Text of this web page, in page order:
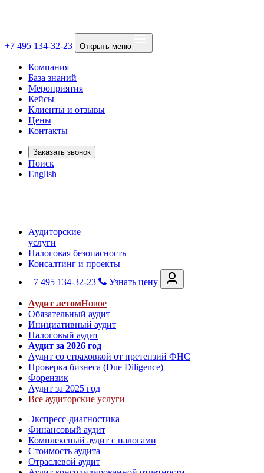
+7 495 134-32-23 Открыть меню
Компания
База знаний
Мероприятия
Кейсы
Клиенты и отзывы
Цены
Контакты
Заказать звонок
Поиск
English
Аудиторские
услуги
Налоговая безопасность
Консалтинг и проекты
+7 495 134-32-23
Узнать цену
Аудит летомНовое
Обязательный аудит
Инициативный аудит
Налоговый аудит
Аудит за 2026 год
Аудит со страховкой от претензий ФНС
Проверка бизнеса (Due Diligence)
Форензик
Аудит за 2025 год
Все аудиторские услуги
Экспресс-диагностика
Финансовый аудит
Комплексный аудит с налогами
Стоимость аудита
Отраслевой аудит